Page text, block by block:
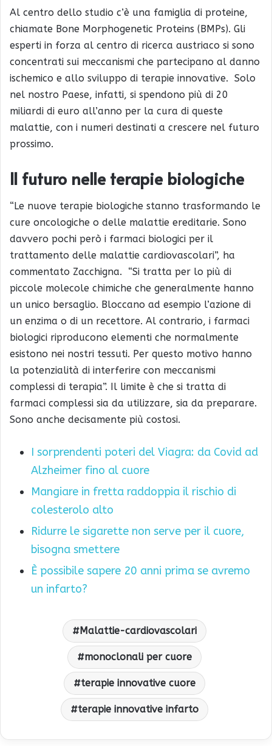
Al centro dello studio c’è una famiglia di proteine,
chiamate Bone Morphogenetic Proteins (BMPs). Gli
esperti in forza al centro di ricerca austriaco si sono
concentrati sui meccanismi che partecipano al danno
ischemico e allo sviluppo di terapie innovative. Solo
nel nostro Paese, infatti, si spendono più di 20
miliardi di euro all’anno per la cura di queste
malattie, con i numeri destinati a crescere nel futuro
prossimo.
Il futuro nelle terapie biologiche
“Le nuove terapie biologiche stanno trasformando le
cure oncologiche o delle malattie ereditarie. Sono
davvero pochi però i farmaci biologici per il
trattamento delle malattie cardiovascolari”, ha
commentato Zacchigna. “Si tratta per lo più di
piccole molecole chimiche che generalmente hanno
un unico bersaglio. Bloccano ad esempio l’azione di
un enzima o di un recettore. Al contrario, i farmaci
biologici riproducono elementi che normalmente
esistono nei nostri tessuti. Per questo motivo hanno
la potenzialità di interferire con meccanismi
complessi di terapia”. Il limite è che si tratta di
farmaci complessi sia da utilizzare, sia da preparare.
Sono anche decisamente più costosi.
I sorprendenti poteri del Viagra: da Covid ad
Alzheimer fino al cuore
Mangiare in fretta raddoppia il rischio di
colesterolo alto
Ridurre le sigarette non serve per il cuore,
bisogna smettere
È possibile sapere 20 anni prima se avremo
un infarto?
Malattie-cardiovascolari
monoclonali per cuore
terapie innovative cuore
terapie innovative infarto